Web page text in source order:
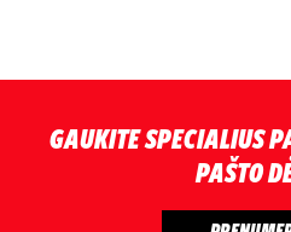
GAUKITE SPECIALIUS
PAŠTO